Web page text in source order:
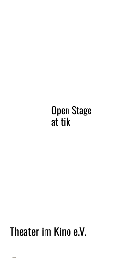
Open Stage
at tik
Theater im Kino e.V.